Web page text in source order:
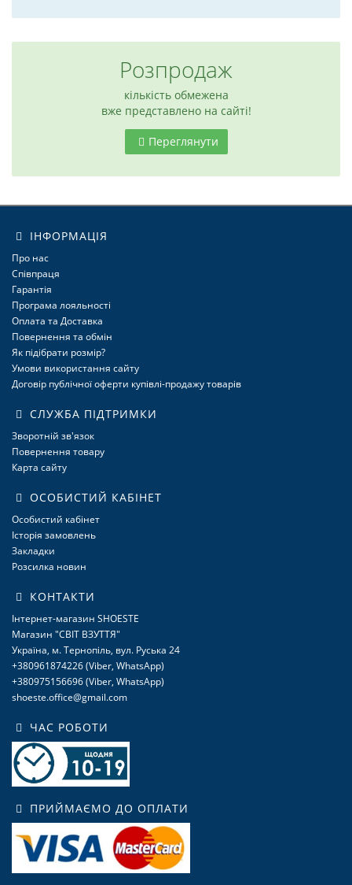
Розпродаж
кількість обмежена
вже представлено на сайті!
Переглянути
ІНФОРМАЦІЯ
Про нас
Співпраця
Гарантія
Програма лояльності
Оплата та Доставка
Повернення та обмін
Як підібрати розмір?
Умови використання сайту
Договір публічної оферти купівлі-продажу товарів
СЛУЖБА ПІДТРИМКИ
Зворотній зв'язок
Повернення товару
Карта сайту
ОСОБИСТИЙ КАБІНЕТ
Особистий кабінет
Історія замовлень
Закладки
Розсилка новин
КОНТАКТИ
Інтернет-магазин SHOESTE
Магазин "СВІТ ВЗУТТЯ"
Україна, м. Тернопіль, вул. Руська 24
+380961874226 (Viber, WhatsApp)
+380975156696 (Viber, WhatsApp)
shoeste.office@gmail.com
ЧАС РОБОТИ
ПРИЙМАЄМО ДО ОПЛАТИ